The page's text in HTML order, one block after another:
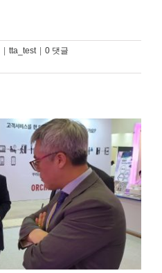
tta_test
0 댓글